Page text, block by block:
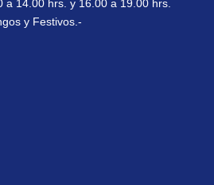
a 14.00 hrs. y 16.00 a 19.00 hrs.
y Festivos.-